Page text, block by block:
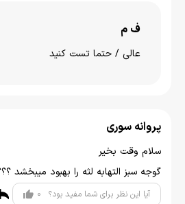
ف م
عالی / حتما تست کنید
پروانه سوری
سلام وقت بخیر
گوجه سبز التهابه لثه را بهبود میبخشد
آیا این نظر برای شما مفید بود؟ 0